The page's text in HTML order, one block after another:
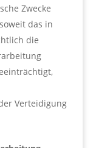
Zwecke
das in
die
Verteidigung